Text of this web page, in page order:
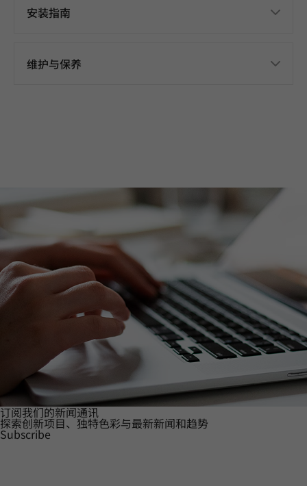
安装指南
维护与保养
订阅我们的新闻通讯
探索创新项目、独特色彩与最新新闻和趋势
Subscribe